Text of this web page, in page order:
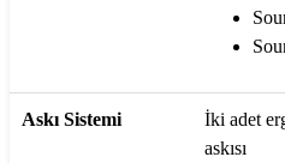
Askı Sistemi
İki adet
askısı